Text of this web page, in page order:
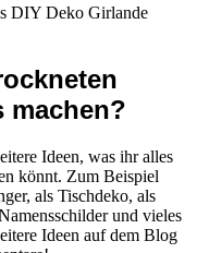
machen?
Ideen, was ihr alles
könnt. Zum Beispiel
als Tischdeko, als
und vieles
Ideen auf dem Blog